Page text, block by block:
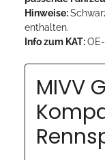
Hinweise:
enthalten.
Info zum KAT:
MIVV